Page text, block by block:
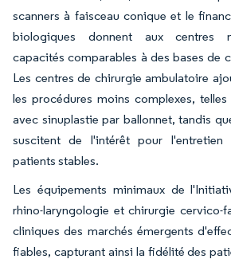
scanners à faisceau conique et le
biologiques donnent aux centres
capacités comparables à des bases de
Les centres de chirurgie ambulatoire
les procédures moins complexes,
avec sinuplastie par ballonnet, tandis
suscitent de l'intérêt pour l'entretien
patients stables.
Les équipements minimaux de
rhino-laryngologie et chirurgie cervico-
cliniques des marchés émergents
fiables, capturant ainsi la fidélité des